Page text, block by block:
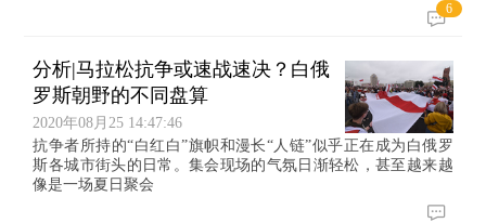
6
分析|马拉松抗争或速战速决？白俄
罗斯朝野的不同盘算
2020年08月25 14:47:46
抗争者所持的“白红白”旗帜和漫长“人链”似乎正在成为白俄罗
斯各城市街头的日常。集会现场的气氛日渐轻松，甚至越来越
像是一场夏日聚会